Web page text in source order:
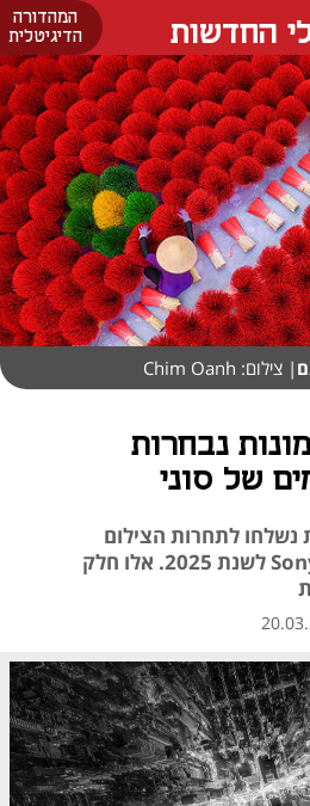
המהדורה
הדיגיטלית
החדשות
| צילום: Chim Oanh
נבחרות
של סוני
תמונות נשלחו לתחרות הצילום
העולמית הפתוחה של Sony לשנת 2025. אלו חלק